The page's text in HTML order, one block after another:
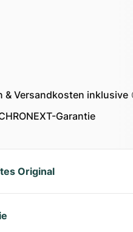
& Versandkosten inklusive
Garantie
Original